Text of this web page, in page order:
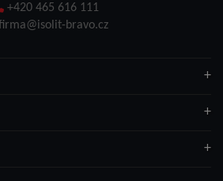
+420 465 616 111
bravo.cz